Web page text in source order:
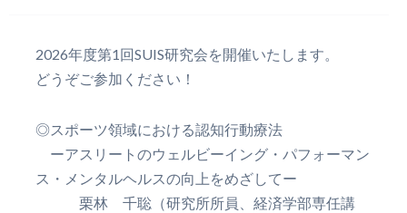
2026年度第1回SUIS研究会を開催いたします。
どうぞご参加ください！
◎スポーツ領域における認知行動療法
ーアスリートのウェルビーイング・パフォーマン
ス・メンタルヘルスの向上をめざしてー
栗林 千聡（研究所所員、経済学部専任講